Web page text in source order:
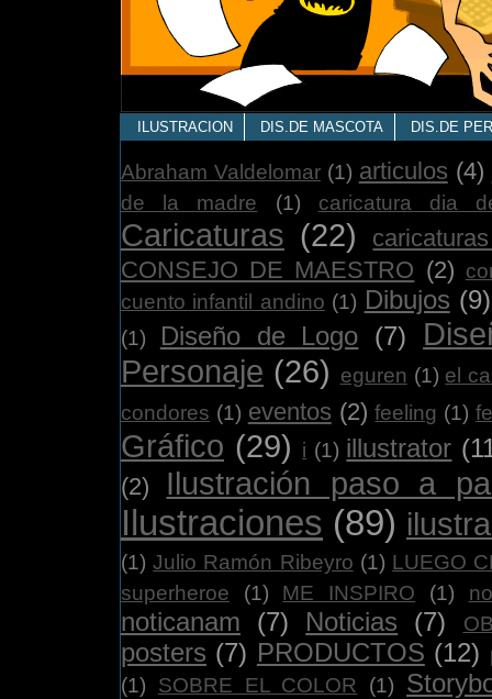
ILUSTRACION DIS.DE MASCOTA DIS.DE
Abraham Valdelomar (1) articulos (4)
de la madre (1) caricatura dia
Caricaturas (22)
CONSEJO DE MAESTRO (2)
cuento infantil andino (1) Dibujos (9)
(1) Diseño de Logo (7)
Personaje (26) eguren (1) el
condores (1) eventos (2) feeling (1)
Gráfico (29) i (1) illustrator
(2) Ilustración paso a
Ilustraciones (89)
(1) Julio Ramón Ribeyro (1) LUEGO
superheroe
(1) ME INSPIRO (1)
noticanam (7) Noticias (7)
posters (7) PRODUCTOS (12)
(1)
SOBRE EL COLOR (1)